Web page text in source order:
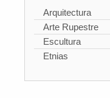
Arquitectura
Arte Rupestre
Escultura
Etnias